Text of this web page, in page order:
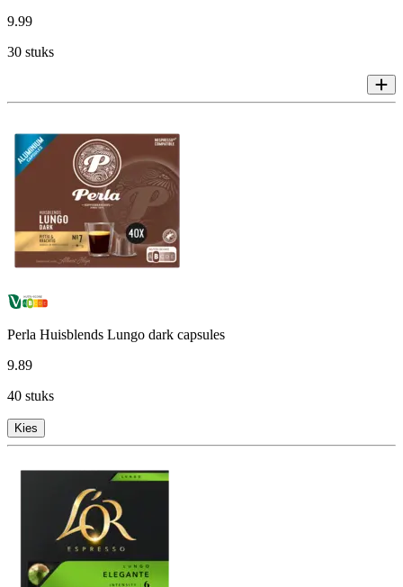
9.99
30 stuks
Perla Huisblends Lungo dark capsules
9.89
40 stuks
Kies